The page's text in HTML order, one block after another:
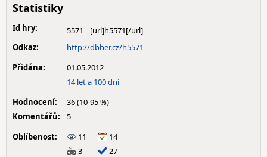
Statistiky
Id hry:
5571
Odkaz:
http://dbher.cz/h5571
Přidána:
01.05.2012
14 let a 100 dní
Hodnocení:
36 (10-95 %)
Komentářů:
5
Oblíbenost:
11
14
3
27